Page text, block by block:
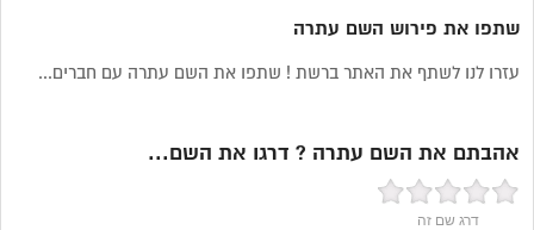
שתפו את פירוש השם עתרה
עזרו לנו לשתף את האתר ברשת ! שתפו את השם עתרה עם חברים...
אהבתם את השם עתרה ? דרגו את השם...
דרג שם זה